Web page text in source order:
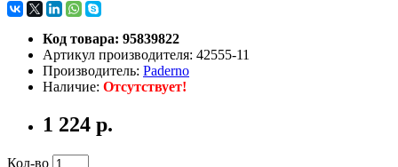
Код товара: 95839822
Артикул производителя: 42555-11
Производитель: Paderno
Наличие: Отсутствует!
1 224 р.
Кол-во